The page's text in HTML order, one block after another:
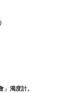
濁度計。